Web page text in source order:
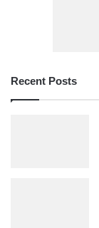
Recent Posts